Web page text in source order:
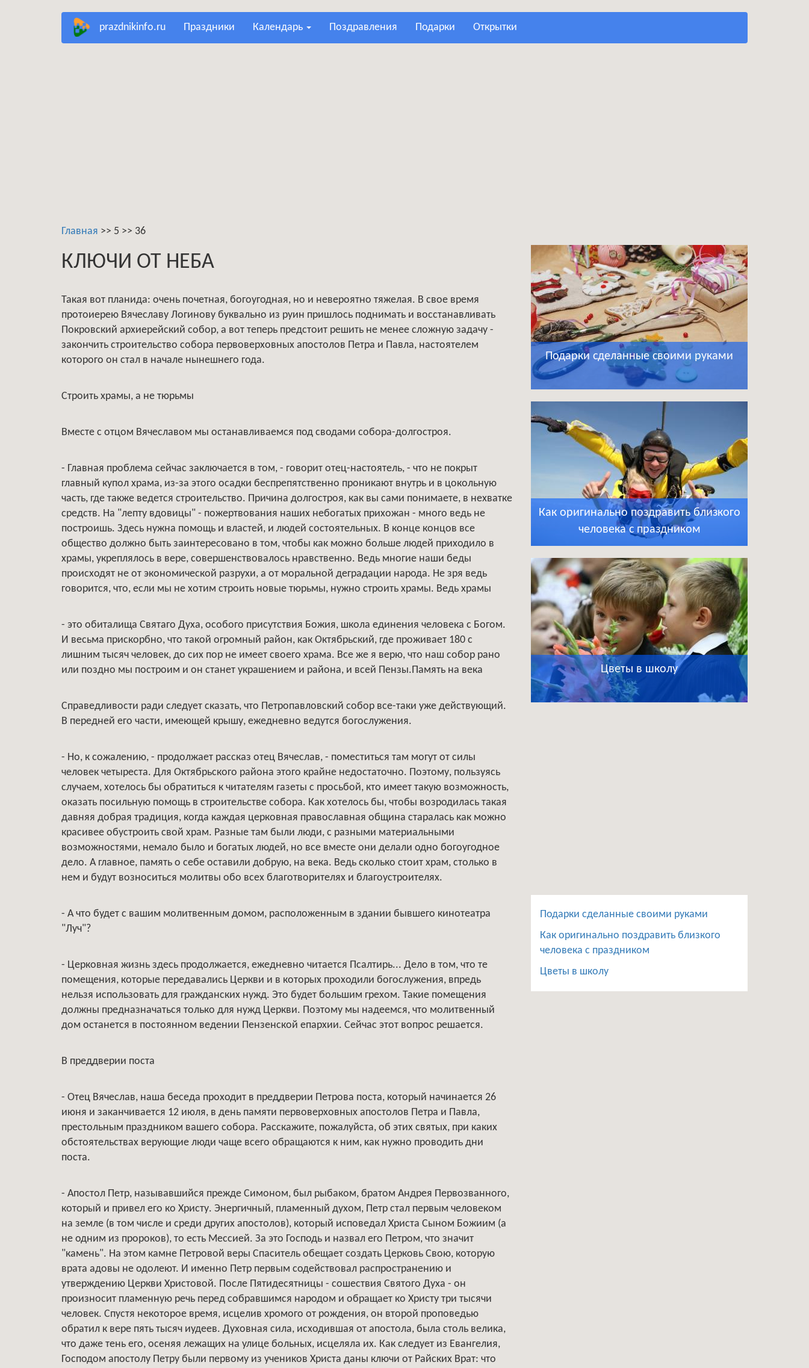
prazdnikinfo.ru праздники календарь поздравления подарки открытки
Главная >> 5 >> 36
КЛЮЧИ ОТ НЕБА
Такая вот планида: очень почетная, богоугодная, но и невероятно тяжелая. В свое время
протоиерею Вячеславу Логинову буквально из руин пришлось поднимать и восстанавливать
Покровский архиерейский собор, а вот теперь предстоит решить не менее сложную задачу -
закончить строительство собора первоверховных апостолов Петра и Павла, настоятелем
которого он стал в начале нынешнего года.
Строить храмы, а не тюрьмы
Вместе с отцом Вячеславом мы останавливаемся под сводами собора-долгостроя.
- Главная проблема сейчас заключается в том, - говорит отец-настоятель, - что не покрыт
главный купол храма, из-за этого осадки беспрепятственно проникают внутрь и в цокольную
часть, где также ведется строительство. Причина долгостроя, как вы сами понимаете, в нехватке
средств. На "лепту вдовицы" - пожертвования наших небогатых прихожан - много ведь не
построишь. Здесь нужна помощь и властей, и людей состоятельных. В конце концов все
общество должно быть заинтересовано в том, чтобы как можно больше людей приходило в
храмы, укреплялось в вере, совершенствовалось нравственно. Ведь многие наши беды
происходят не от экономической разрухи, а от моральной деградации народа. Не зря ведь
говорится, что, если мы не хотим строить новые тюрьмы, нужно строить храмы. Ведь храмы
- это обиталища Святаго Духа, особого присутствия Божия, школа единения человека с Богом.
И весьма прискорбно, что такой огромный район, как Октябрьский, где проживает 180 с
лишним тысяч человек, до сих пор не имеет своего храма. Все же я верю, что наш собор рано
или поздно мы построим и он станет украшением и района, и всей Пензы.Память на века
Справедливости ради следует сказать, что Петропавловский собор все-таки уже действующий.
В передней его части, имеющей крышу, ежедневно ведутся богослужения.
- Но, к сожалению, - продолжает рассказ отец Вячеслав, - поместиться там могут от силы
человек четыреста. Для Октябрьского района этого крайне недостаточно. Поэтому, пользуясь
случаем, хотелось бы обратиться к читателям газеты с просьбой, кто имеет такую возможность,
оказать посильную помощь в строительстве собора. Как хотелось бы, чтобы возродилась такая
давняя добрая традиция, когда каждая церковная православная община старалась как можно
красивее обустроить свой храм. Разные там были люди, с разными материальными
возможностями, немало было и богатых людей, но все вместе они делали одно богоугодное
дело. А главное, память о себе оставили добрую, на века. Ведь сколько стоит храм, столько в
нем и будут возноситься молитвы обо всех благотворителях и благоустроителях.
- А что будет с вашим молитвенным домом, расположенным в здании бывшего кинотеатра
"Луч"?
- Церковная жизнь здесь продолжается, ежедневно читается Псалтирь... Дело в том, что те
помещения, которые передавались Церкви и в которых проходили богослужения, впредь
нельзя использовать для гражданских нужд. Это будет большим грехом. Такие помещения
должны предназначаться только для нужд Церкви. Поэтому мы надеемся, что молитвенный
дом останется в постоянном ведении Пензенской епархии. Сейчас этот вопрос решается.
В преддверии поста
- Отец Вячеслав, наша беседа проходит в преддверии Петрова поста, который начинается 26
июня и заканчивается 12 июля, в день памяти первоверховных апостолов Петра и Павла,
престольным праздником вашего собора. Расскажите, пожалуйста, об этих святых, при каких
обстоятельствах верующие люди чаще всего обращаются к ним, как нужно проводить дни
поста.
- Апостол Петр, называвшийся прежде Симоном, был рыбаком, братом Андрея Первозванного,
который и привел его ко Христу. Энергичный, пламенный духом, Петр стал первым человеком
на земле (в том числе и среди других апостолов), который исповедал Христа Сыном Божиим (а
не одним из пророков), то есть Мессией. За это Господь и назвал его Петром, что значит
"камень". На этом камне Петровой веры Спаситель обещает создать Церковь Свою, которую
врата адовы не одолеют. И именно Петр первым содействовал распространению и
утверждению Церкви Христовой. После Пятидесятницы - сошествия Святого Духа - он
произносит пламенную речь перед собравшимся народом и обращает ко Христу три тысячи
человек. Спустя некоторое время, исцелив хромого от рождения, он второй проповедью
обратил к вере пять тысяч иудеев. Духовная сила, исходившая от апостола, была столь велика,
что даже тень его, осеняя лежащих на улице больных, исцеляла их. Как следует из Евангелия,
Господом апостолу Петру были первому из учеников Христа даны ключи от Райских Врат: что
Подарки сделанные своими руками
Как оригинально поздравить близкого
человека с праздником
Цветы в школу
Подарки сделанные своими руками
Как оригинально поздравить близкого
человека с праздником
Цветы в школу